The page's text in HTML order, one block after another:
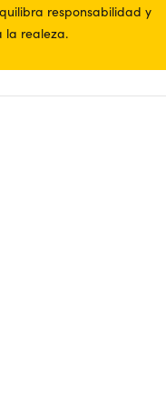
responsabilidad y
la realeza.